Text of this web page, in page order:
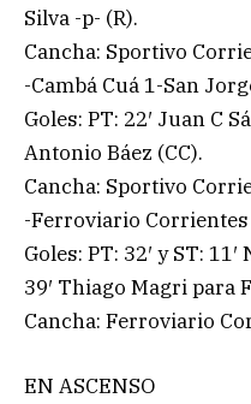
Silva -p- (R).
Cancha: Sportivo
-Cambá Cuá 1-San
Goles: PT: 22′ Juan C
Antonio Báez (CC).
Cancha: Sportivo
-Ferroviario
Goles: PT: 32′ y ST:
39′ Thiago Magri para
Cancha: Ferroviario
EN ASCENSO